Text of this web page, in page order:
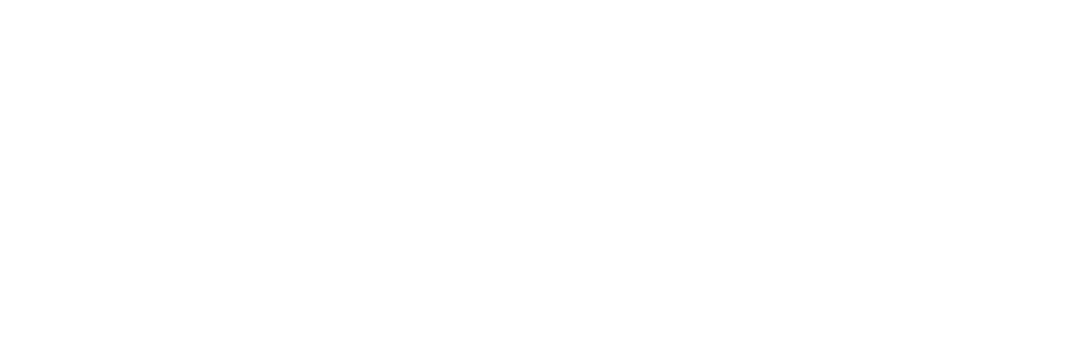
našim kompletním produktovým portfoliem.
střediscích v České republice. Více informací se dozvíte na stránkách jednotlivých středisek.